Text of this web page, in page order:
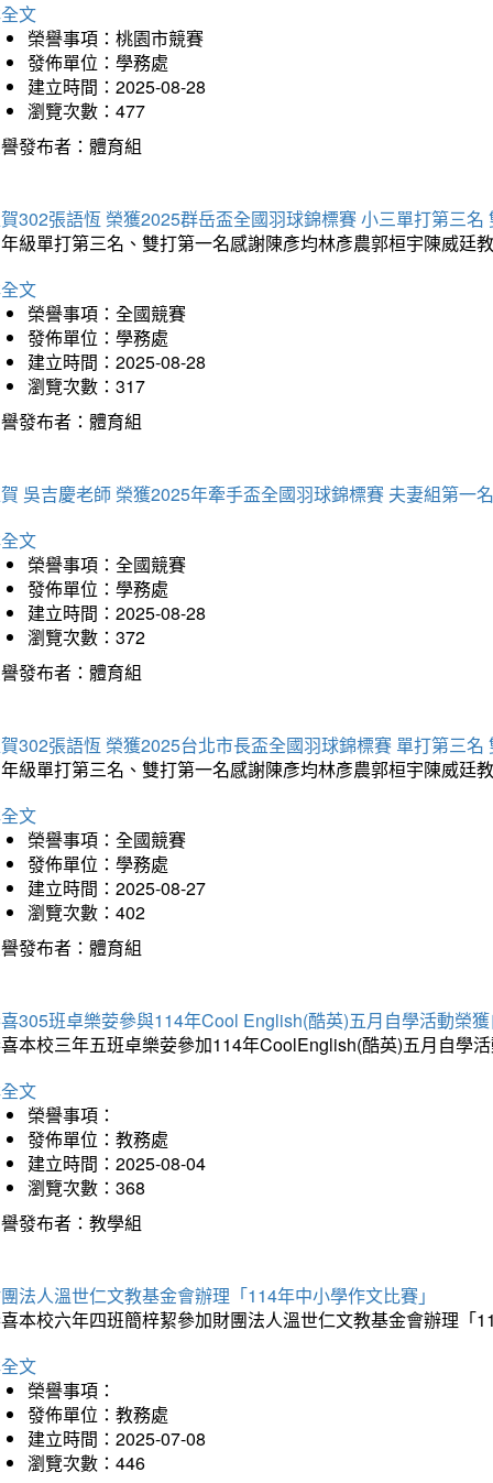
文
榮譽事項：桃園市競賽
發佈單位：學務處
建立時間：2025-08-28
瀏覽次數：477
發布者：體育組
302張語恆 榮獲2025群岳盃全國羽球錦標賽 小三單打第三名
級單打第三名、雙打第一名感謝陳彥均林彥農郭桓宇陳威廷
文
榮譽事項：全國競賽
發佈單位：學務處
建立時間：2025-08-28
瀏覽次數：317
發布者：體育組
吳吉慶老師 榮獲2025年牽手盃全國羽球錦標賽 夫妻組第一名
文
榮譽事項：全國競賽
發佈單位：學務處
建立時間：2025-08-28
瀏覽次數：372
發布者：體育組
302張語恆 榮獲2025台北市長盃全國羽球錦標賽 單打第三名
級單打第三名、雙打第一名感謝陳彥均林彥農郭桓宇陳威廷
文
榮譽事項：全國競賽
發佈單位：學務處
建立時間：2025-08-27
瀏覽次數：402
發布者：體育組
305班卓樂荌參與114年Cool English(酷英)五月自學活動榮
本校三年五班卓樂荌參加114年CoolEnglish(酷英)五月自學
文
榮譽事項：
發佈單位：教務處
建立時間：2025-08-04
瀏覽次數：368
發布者：教學組
法人溫世仁文教基金會辦理「114年中小學作文比賽」
本校六年四班簡梓絜參加財團法人溫世仁文教基金會辦理「
文
榮譽事項：
發佈單位：教務處
建立時間：2025-07-08
瀏覽次數：446